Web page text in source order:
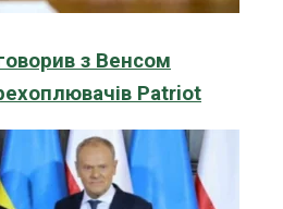
з Венсом
Patriot